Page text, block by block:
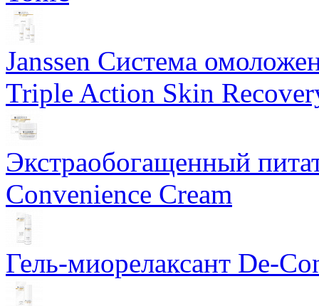
Janssen Система
Triple Action Skin
Экстраобогащенный
Convenience Cream
Гель-миорелаксант De-